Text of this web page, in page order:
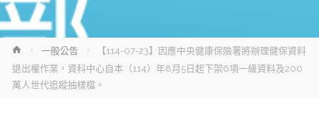
Home一般公告
【114-07-23】因應中央健康保險署將辦理健保資料
退出權作業，資科中心自本（114）年8月5日起下架6項一級資料及200
萬人世代追蹤抽樣檔。